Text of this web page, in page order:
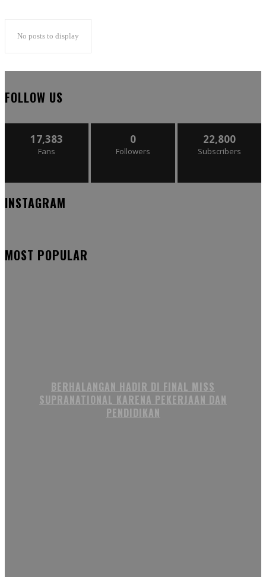
No posts to display
FOLLOW US
17,383
Fans
0
Followers
22,800
Subscribers
INSTAGRAM
MOST POPULAR
BERHALANGAN HADIR DI FINAL MISS
SUPRANATIONAL KARENA PEKERJAAN DAN
PENDIDIKAN